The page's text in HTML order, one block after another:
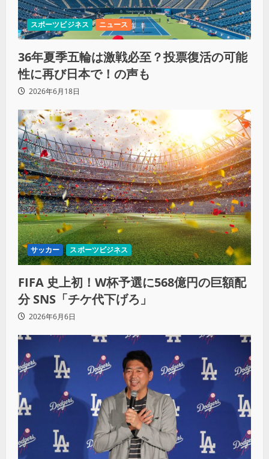
スポーツビジネス ニュース
36年夏季五輪は激戦必至？投票復活の可能
性に再び日本で！の声も
2026年6月18日
サッカー スポーツビジネス
FIFA 史上初！W杯予選に568億円の巨額配
分 SNS「チケ代下げろ」
2026年6月6日